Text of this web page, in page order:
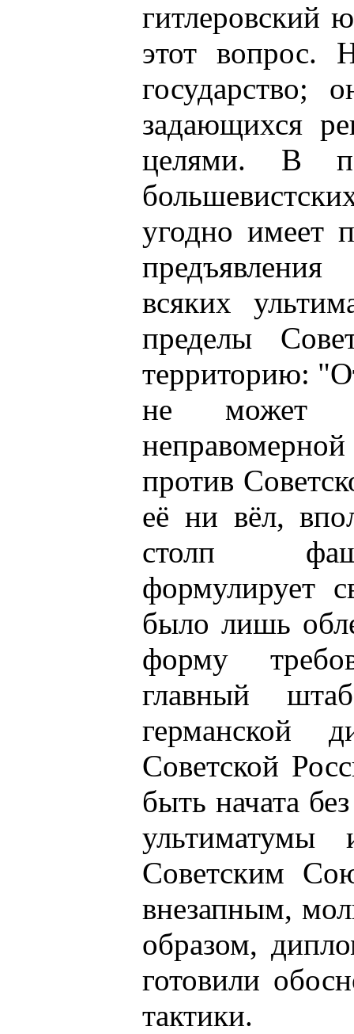
гитлеровский
этот вопрос.
государство;
задающихся
целями. В
угодно имеет
всяких
пределы
территорию:
не может
против
её ни вёл,
столп
формулирует
было лишь
форму
главный
германской
Советской
быть начата
Советским
внезапным,
образом,
готовили
тактики.